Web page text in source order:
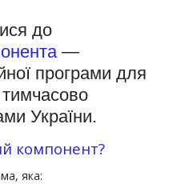
до
—
програми для
тимчасово
України.
компонент?
яка: